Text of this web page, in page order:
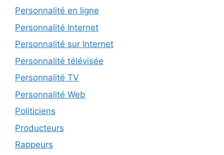
Personnalité en ligne
Personnalité Internet
Personnalité sur Internet
Personnalité télévisée
Personnalité TV
Personnalité Web
Politiciens
Producteurs
Rappeurs